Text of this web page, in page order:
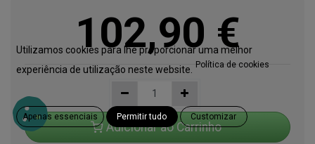
102,90 €
Adicionar ao Carrinho
Utilizamos cookies para lhe proporcionar uma melhor
experiência de utilização neste website.
Política de cookies
Apenas essenciais Permitir tudo Customizar